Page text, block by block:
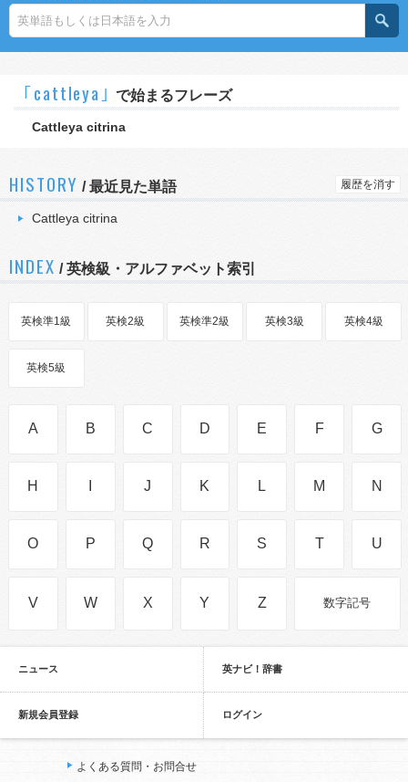
｢cattleya｣ で始まるフレーズ
Cattleya citrina
HISTORY /最近見た単語 履歴を消す
Cattleya citrina
INDEX / 英検級・アルファベット索引
英検準1級 英検2級 英検準2級 英検3級 英検4級
英検5級
A B C D E F G
H J K L M N
O P Q R S T U
V W X Y Z 数字記号
ニュース 英ナビ！辞書
新規会員登録 ログイン
よくある質問・お問合せ